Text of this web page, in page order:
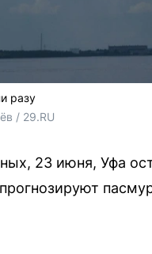
разу
/ 29.RU
23 июня, Уфа